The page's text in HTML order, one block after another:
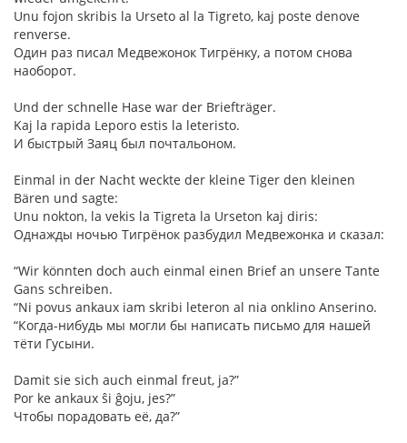
Unu fojon skribis la Urseto al la Tigreto, kaj poste denove
renverse.
Один раз писал Медвежонок Тигрёнку, а потом снова
наоборот.
Und der schnelle Hase war der Briefträger.
Kaj la rapida Leporo estis la leteristo.
И быстрый Заяц был почтальоном.
Einmal in der Nacht weckte der kleine Tiger den kleinen
Bären und sagte:
Unu nokton, la vekis la Tigreta la Urseton kaj diris:
Однажды ночью Тигрёнок разбудил Медвежонка и сказал:
“Wir könnten doch auch einmal einen Brief an unsere Tante
Gans schreiben.
“Ni povus ankaux iam skribi leteron al nia onklino Anserino.
“Когда-нибудь мы могли бы написать письмо для нашей
тёти Гусыни.
Damit sie sich auch einmal freut, ja?”
Por ke ankaux ŝi ĝoju, jes?”
Чтобы порадовать её, да?”